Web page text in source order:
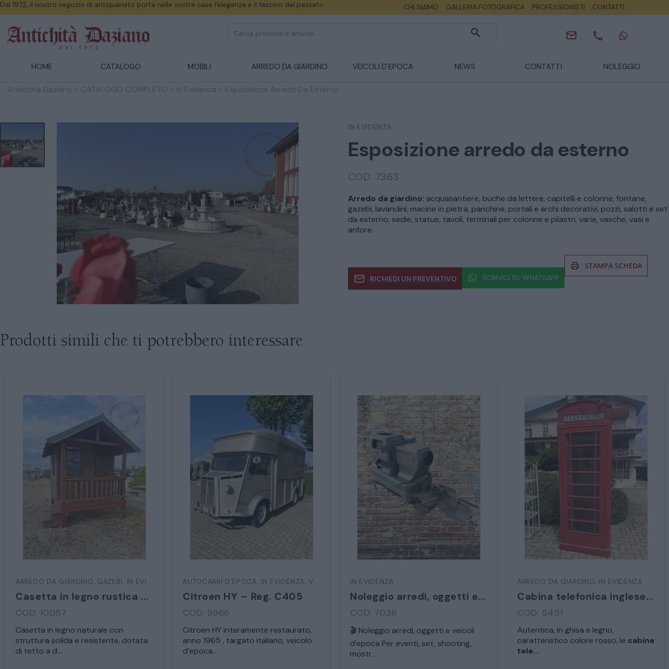
Dal 1972, il nostro negozio di antiquariato porta nelle vostre case l'eleganza e il fascino del passato CHI SIAMO GALLERIA FOTOGRAFICA PROFESSIONISTI CONTATTI
HOME CATALOGO MOBILI ARREDO DA GIARDINO VEICOLI D'EPOCA NEWS CONTATTI NOLEGGIO
Antichità Daziano CATALOGO COMPLETO In Evidenza Esposizione Arredo Da Esterno
CAMERE
SALE DA PRANZO E SOGGIORNO
TAVOLI TAVOLINI CONSOLE
SEDIE POLTRONE DIVANI
CREDENZE – DOPPI CORPI – BUFFET
SALE DA PRANZO – STUDIO UFFICIO
DECORAZIONI OGGETTISTICA ILLUMINAZIONE
MATERIALI E STRUTTURE
MODERNARIATO
IN EVIDENZA
Esposizione arredo da esterno
COD: 7363
Arredo da giardino: acquasantiere, buche da lettere, capitelli e colonne, fontane,
gazebi, lavandini, macine in pietra, panchine, portali e archi decorativi, pozzi, salotti e set
da esterno, sedie, statue, tavoli, terminali per colonne e pilastri, varie, vasche, vasi e
anfore.
RICHIEDI UN PREVENTIVO SCRIVICI SU WHATSAPP
STAMPA SCHEDA
* Campi obbligatori
Prodotti simili che ti potrebbero interessare
ARREDO DA GIARDINO, GAZEBI, IN EVIDENZA VARIE DA ESTERNO
Casetta in legno rustica con veranda
COD: 10057
Casetta in legno naturale con
struttura solida e resistente, dotata
di tetto a d...
AUTOCARRI D'EPOCA, IN EVIDENZA, VEICOLI D'EPOCA
Citroen HY – Reg. C405
COD: 9966
Citroen HY interamente restaurato,
anno 1965 , targato italiano, veicolo
d’epoca...
IN EVIDENZA
Noleggio arredi, oggetti e veicoli d’epoca
COD: 7036
🎬 Noleggio arredi, oggetti e veicoli
d’epoca Per eventi, set, shooting,
mostr...
ARREDO DA GIARDINO, IN EVIDENZA
Cabina telefonica inglese originale
COD: 5451
Autentica, in ghisa e legno,
caratteristico colore rosso, le cabine
tele...